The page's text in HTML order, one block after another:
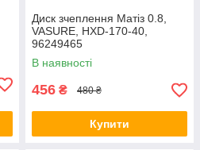
Диск зчеплення Матіз 0.8,
VASURE, HXD-170-40,
96249465
В наявності
456 ₴ 480 ₴
Купити